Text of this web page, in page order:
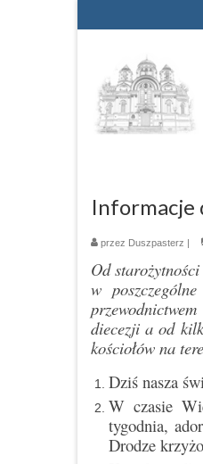
Informacje
przez Duszpasterz
Od
w
diecezji a od
kościołów na
Dziś nasza
W czasie
tygodnia,
Drodze